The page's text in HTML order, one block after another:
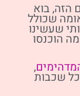
הזה, בוא
שכולל
שעשינו
הוכנסו
,
שכבות